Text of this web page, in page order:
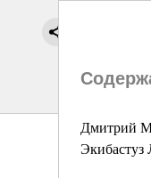
Дмитрий
Экибастуз